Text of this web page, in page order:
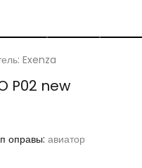
Exenza
P02 new
оправы: авиатор